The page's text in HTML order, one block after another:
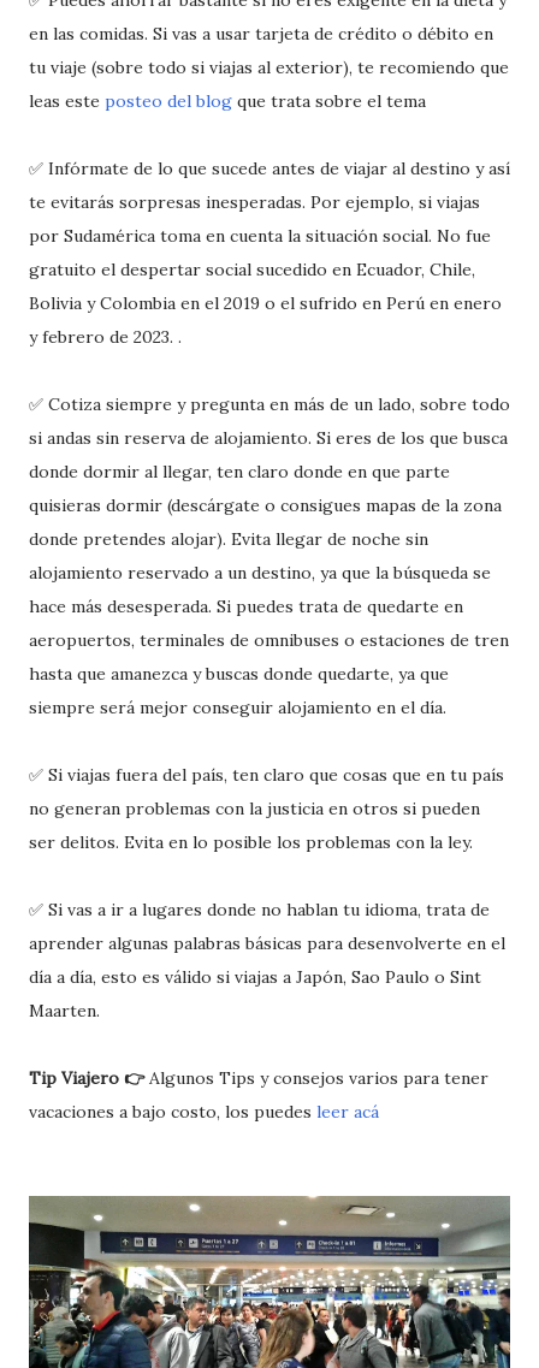
en las comidas. Si vas a usar tarjeta de crédito o débito en
tu viaje (sobre todo si viajas al exterior), te recomiendo que
leas este posteo del blog que trata sobre el tema
✅ Infórmate de lo que sucede antes de viajar al destino y así
te evitarás sorpresas inesperadas. Por ejemplo, si viajas
por Sudamérica toma en cuenta la situación social. No fue
gratuito el despertar social sucedido en Ecuador, Chile,
Bolivia y Colombia en el 2019 o el sufrido en Perú en enero
y febrero de 2023. .
✅ Cotiza siempre y pregunta en más de un lado, sobre todo
si andas sin reserva de alojamiento. Si eres de los que busca
donde dormir al llegar, ten claro donde en que parte
quisieras dormir (descárgate o consigues mapas de la zona
donde pretendes alojar). Evita llegar de noche sin
alojamiento reservado a un destino, ya que la búsqueda se
hace más desesperada. Si puedes trata de quedarte en
aeropuertos, terminales de omnibuses o estaciones de tren
hasta que amanezca y buscas donde quedarte, ya que
siempre será mejor conseguir alojamiento en el día.
✅ Si viajas fuera del país, ten claro que cosas que en tu país
no generan problemas con la justicia en otros si pueden
ser delitos. Evita en lo posible los problemas con la ley.
✅ Si vas a ir a lugares donde no hablan tu idioma, trata de
aprender algunas palabras básicas para desenvolverte en el
día a día, esto es válido si viajas a Japón, Sao Paulo o Sint
Maarten.
Tip Viajero 👉Algunos Tips y consejos varios para tener
vacaciones a bajo costo, los puedes leer acá